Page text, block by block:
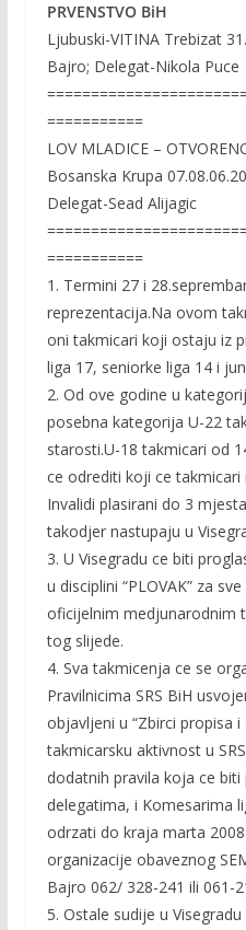
PRVENSTVO BiH
Ljubuski-VITINA Trebizat
Bajro; Delegat-Nikola Puce
===========
LOV MLADICE –
Bosanska Krupa
Delegat-Sead Alijagic
===========
1. Termini 27 i
reprezentacija.Na ovom
oni takmicari koji ostaju iz
liga 17, seniorke liga 14 i
2. Od ove godine u
posebna kategorija U-22
starosti.U-18 takmicari od
ce odrediti koji ce takmicari
Invalidi plasirani do 3
takodjer nastupaju u
3. U Visegradu ce biti
u disciplini “PLOVAK” za
oficijelnim medjunarodnim
tog slijede.
4. Sva takmicenja ce se
Pravilnicima SRS BiH
objavljeni u “Zbirci propisa
takmicarsku aktivnost u
dodatnih pravila koja ce
delegatima, i Komesarima
odrzati do kraja marta
organizacije obaveznog
Bajro 062/ 328-241 ili 061-
5. Ostale sudije u